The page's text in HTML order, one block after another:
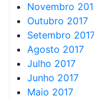
Novembro
Outubro 2017
Setembro
Agosto 2017
Julho 2017
Junho 2017
Maio 2017